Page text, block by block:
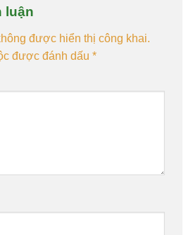
luận
được hiển thị công khai.
được đánh dấu *